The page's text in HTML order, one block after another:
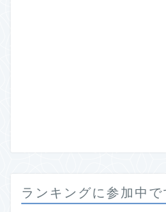
ランキングに参加中で